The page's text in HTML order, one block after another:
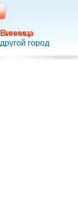
Винница
другой город